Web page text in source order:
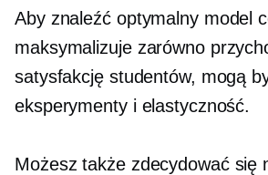
Aby znaleźć optymalny model
maksymalizuje zarówno
satysfakcję studentów, mogą
eksperymenty i elastyczność.
Możesz także zdecydować się